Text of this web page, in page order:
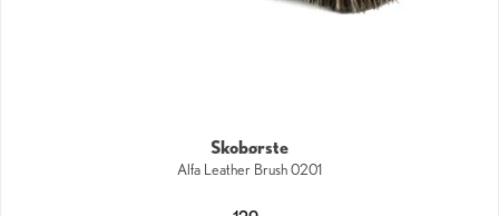
Skobørste
Alfa Leather Brush 0201